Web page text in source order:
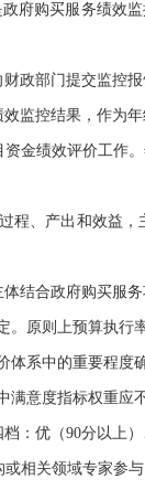
府购买服务绩效
政部门提交监控
监控结果，作为
金绩效评价工作
程、产出和效益
结合政府购买服
。原则上预算执
体系中的重要程度
满意度指标权重应
：优（90分以上
相关领域专家参